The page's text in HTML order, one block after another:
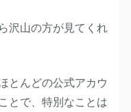
沢山の方が見てくれ
とんどの公式アカウ
とで、特別なことは